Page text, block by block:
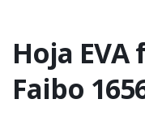
Hoja EVA
Faibo